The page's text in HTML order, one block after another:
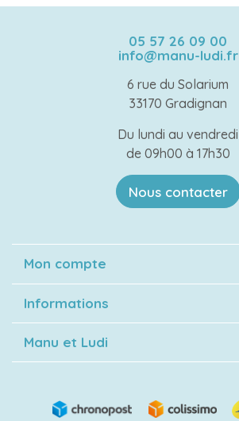
05 57 26 09 00
info@manu-ludi.fr
6 rue du Solarium
33170 Gradignan
Du lundi au vendredi
de 09h00 à 17h30
Nous contacter
Mon compte
Informations
Manu et Ludi